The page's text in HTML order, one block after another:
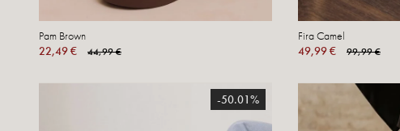
Pam Brown
22,49 €
44,99 €
Fira Camel
49,99 €
99,99 €
-50.01%